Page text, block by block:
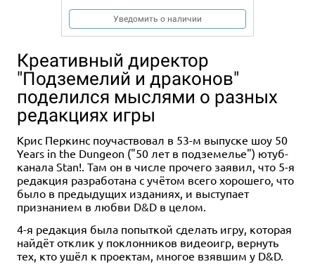
Уведомить о наличии
Креативный директор
"Подземелий и драконов"
поделился мыслями о разных
редакциях игры
Крис Перкинс поучаствовал в 53-м выпуске шоу 50
Years in the Dungeon ("50 лет в подземелье") ютуб-
канала Stan!. Там он в числе прочего заявил, что 5-я
редакция разработана с учётом всего хорошего, что
было в предыдущих изданиях, и выступает
признанием в любви D&D в целом.
4-я редакция была попыткой сделать игру, которая
найдёт отклик у поклонников видеоигр, вернуть
тех, кто ушёл к проектам, многое взявшим у D&D.